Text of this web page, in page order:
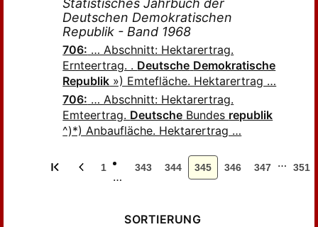
Statistisches Jahrbuch der
Deutschen Demokratischen
Republik - Band 1968
706: … Abschnitt: Hektarertrag.
Ernteertrag. . Deutsche Demokratische
Republik ») Emtefläche. Hektarertrag …
706: … Abschnitt: Hektarertrag.
Emteertrag. Deutsche Bundes republik
^)*) Anbaufläche. Hektarertrag …
1
…
343 344 345 346 347 … 351
SORTIERUNG